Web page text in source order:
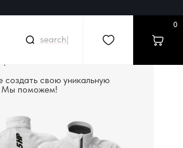
0
|ВЕЩЬ С
создать свою уникальную
Мы поможем!